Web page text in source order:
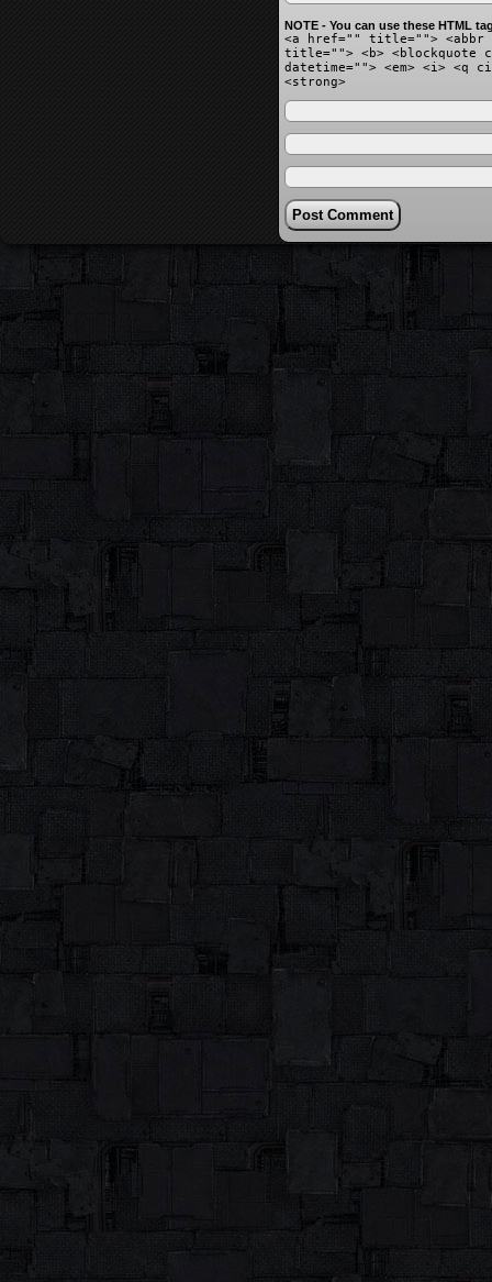
NOTE - You can use these HTML
<a href="" title=""> <abbr
title=""> <b> <blockquote
datetime=""> <em> <i> <q
<strong>